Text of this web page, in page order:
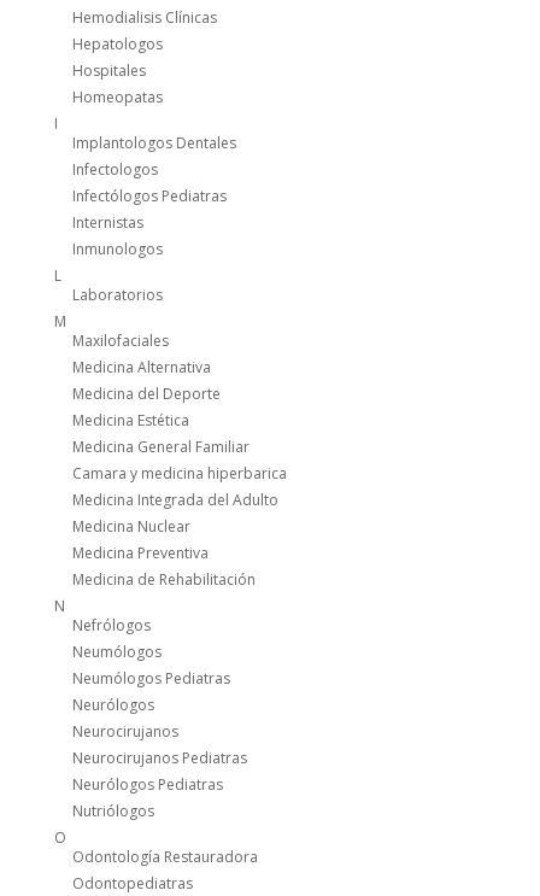
Hemodialisis Clínicas
Hepatologos
Hospitales
Homeopatas
I
Implantologos Dentales
Infectologos
Infectólogos Pediatras
Internistas
Inmunologos
L
Laboratorios
M
Maxilofaciales
Medicina Alternativa
Medicina del Deporte
Medicina Estética
Medicina General Familiar
Camara y medicina hiperbarica
Medicina Integrada del Adulto
Medicina Nuclear
Medicina Preventiva
Medicina de Rehabilitación
N
Nefrólogos
Neumólogos
Neumólogos Pediatras
Neurólogos
Neurocirujanos
Neurocirujanos Pediatras
Neurólogos Pediatras
Nutriólogos
O
Odontología Restauradora
Odontopediatras